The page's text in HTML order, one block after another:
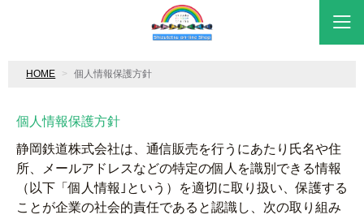
HOME 個人情報保護方針
個人情報保護方針
静岡鉄道株式会社は、通信販売を行うにあたり氏名や住
所、メールアドレスなどの特定の個人を識別できる情報
（以下「個人情報｣という）を適切に取り扱い、保護する
ことが企業の社会的責任であると認識し、次の取り組み